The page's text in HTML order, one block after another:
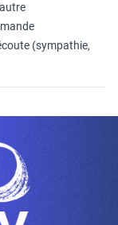
(sympathie,